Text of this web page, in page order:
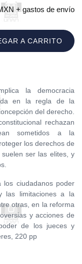
+ gastos de envío
A CARRITO
la democracia
en la regla de la
del derecho.
rechazan
sometidos a la
los derechos de
ser las elites, y
ciudadanos poder
las limitaciones a la
otras, en la reforma
y acciones de
de los jueces y
220 pp